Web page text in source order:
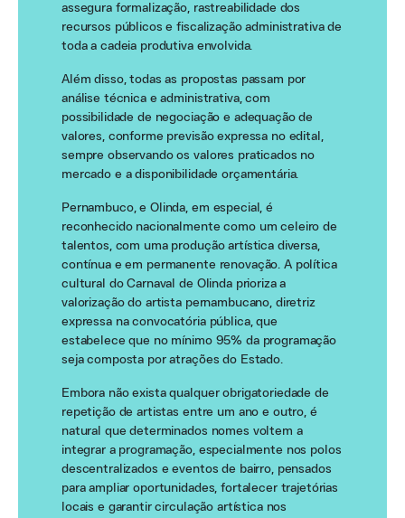
assegura formalização, rastreabilidade dos
recursos públicos e fiscalização administrativa de
toda a cadeia produtiva envolvida.
Além disso, todas as propostas passam por
análise técnica e administrativa, com
possibilidade de negociação e adequação de
valores, conforme previsão expressa no edital,
sempre observando os valores praticados no
mercado e a disponibilidade orçamentária.
Pernambuco, e Olinda, em especial, é
reconhecido nacionalmente como um celeiro de
talentos, com uma produção artística diversa,
contínua e em permanente renovação. A política
cultural do Carnaval de Olinda prioriza a
valorização do artista pernambucano, diretriz
expressa na convocatória pública, que
estabelece que no mínimo 95% da programação
seja composta por atrações do Estado.
Embora não exista qualquer obrigatoriedade de
repetição de artistas entre um ano e outro, é
natural que determinados nomes voltem a
integrar a programação, especialmente nos polos
descentralizados e eventos de bairro, pensados
para ampliar oportunidades, fortalecer trajetórias
locais e garantir circulação artística nos